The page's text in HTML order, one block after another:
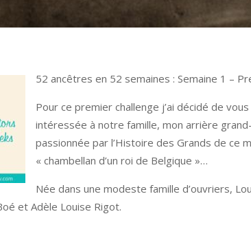
52 ancêtres en 52 semaines : Semaine 1 –
Pour ce premier challenge j’ai décidé de
intéressée à notre famille, mon arrière
passionnée par l’Histoire des Grands de ce
« chambellan d’un roi de Belgique »…
Née dans une modeste famille d’ouvriers,
et Adèle Louise Rigot.